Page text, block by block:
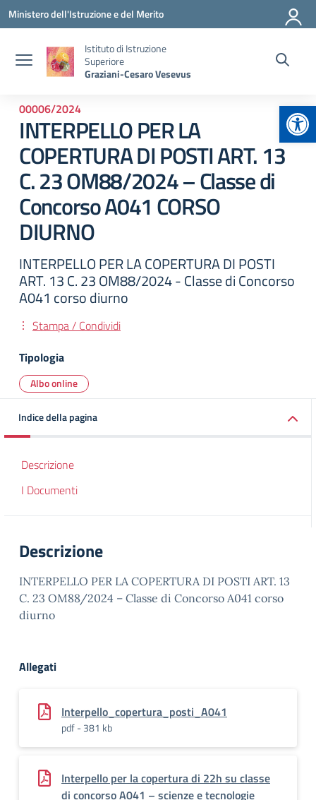
Vai ai contenuti
Vai al menu di navigazione
Vai al footer
Ministero dell'Istruzione e del Merito
Istituto di Istruzione
Superiore
Graziani-Cesaro Vesevus
00006/2024
INTERPELLO PER LA
COPERTURA DI POSTI ART. 13
C. 23 OM88/2024 – Classe di
Concorso A041 CORSO
DIURNO
INTERPELLO PER LA COPERTURA DI POSTI
ART. 13 C. 23 OM88/2024 - Classe di Concorso
A041 corso diurno
Stampa / Condividi
Tipologia
Albo online
Indice della pagina
Descrizione
I Documenti
Descrizione
INTERPELLO PER LA COPERTURA DI POSTI ART. 13
C. 23 OM88/2024 – Classe di Concorso A041 corso
diurno
Allegati
Interpello_copertura_posti_A041
pdf - 381 kb
Interpello per la copertura di 22h su classe
di concorso A041 – scienze e tecnologie